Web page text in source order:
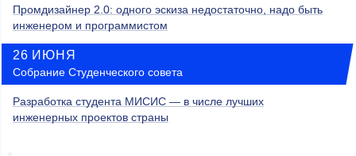
Промдизайнер 2.0: одного эскиза недостаточно, надо быть
инженером и программистом
26 ИЮНЯ
Собрание Студенческого совета
Разработка студента МИСИС — в числе лучших
инженерных проектов страны